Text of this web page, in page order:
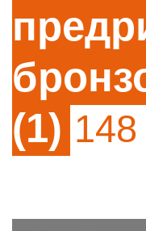
(1) 148